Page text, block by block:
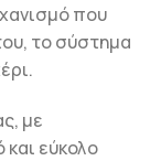
που
το σύστημα
με
εύκολο